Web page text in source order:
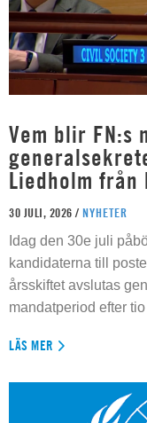
Vem blir FN:s
Liedholm från
30 JULI, 2026 / NYHETER
Idag den 30e juli
kandidaterna till
årsskiftet avslutas
mandatperiod efter
LÄS MER